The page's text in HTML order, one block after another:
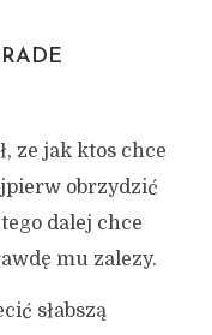
ze jak ktos chce
obrzydzić
dalej chce
mu zalezy.
słabszą